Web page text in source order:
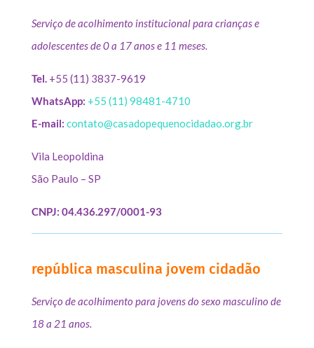
Serviço de acolhimento institucional para crianças e
adolescentes de 0 a 17 anos e 11 meses.
Tel.+55 (11) 3837-9619
WhatsApp: +55 (11) 98481-4710
E-mail: contato@casadopequenocidadao.org.br
Vila Leopoldina
São Paulo – SP
CNPJ: 04.436.297/0001-93
república masculina jovem cidadão
Serviço de acolhimento para jovens do sexo masculino de
18 a 21 anos.